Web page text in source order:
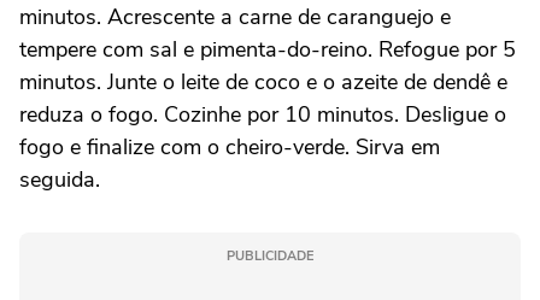
minutos. Acrescente a carne de caranguejo e
tempere com sal e pimenta-do-reino. Refogue por 5
minutos. Junte o leite de coco e o azeite de dendê e
reduza o fogo. Cozinhe por 10 minutos. Desligue o
fogo e finalize com o cheiro-verde. Sirva em
seguida.
PUBLICIDADE